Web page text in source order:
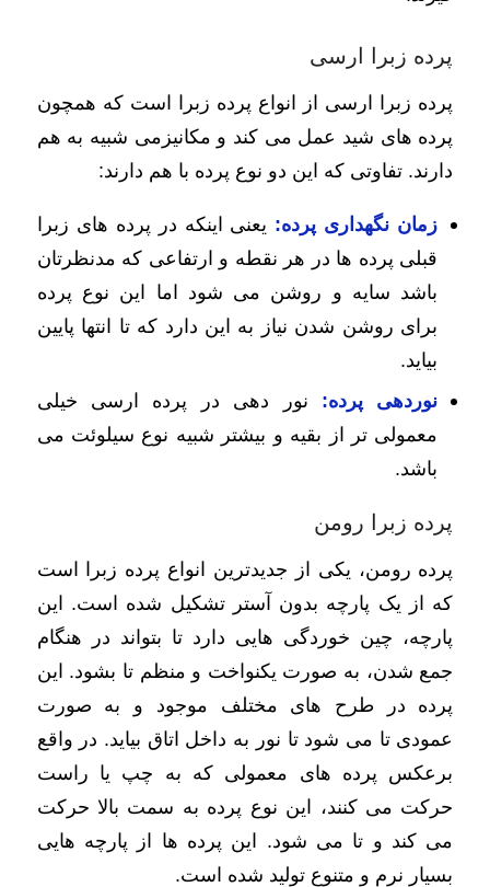
پرده زبرا ارسی
پرده زبرا ارسی از انواع پرده زبرا است که همچون
پرده های شید عمل می کند و مکانیزمی شبیه به هم
دارند. تفاوتی که این دو نوع پرده با هم دارند:
زمان نگهداری پرده: یعنی اینکه در پرده های زبرا
قبلی پرده ها در هر نقطه و ارتفاعی که مدنظرتان
باشد سایه و روشن می شود اما این نوع پرده
برای روشن شدن نیاز به این دارد که تا انتها پایین
بیاید.
نوردهی پرده: نور دهی در پرده ارسی خیلی
معمولی تر از بقیه و بیشتر شبیه نوع سیلوئت می
باشد.
پرده زبرا رومن
پرده رومن، یکی از جدیدترین انواع پرده زبرا است
که از یک پارچه بدون آستر تشکیل شده است. این
پارچه، چین خوردگی هایی دارد تا بتواند در هنگام
جمع شدن، به صورت یکنواخت و منظم تا بشود. این
پرده در طرح های مختلف موجود و به صورت
عمودی تا می شود تا نور به داخل اتاق بیاید. در واقع
برعکس پرده های معمولی که به چپ یا راست
حرکت می کنند، این نوع پرده به سمت بالا حرکت
می کند و تا می شود. این پرده ها از پارچه هایی
بسیار نرم و متنوع تولید شده است.